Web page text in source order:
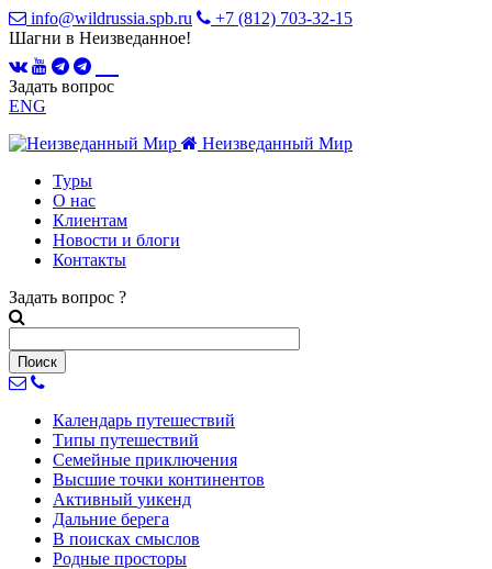
info@wildrussia.spb.ru
+7 (812) 703-32-15
Шагни в Неизведанное!
Задать вопрос
ENG
Неизведанный Мир
Туры
О нас
Клиентам
Новости и блоги
Контакты
Задать вопрос ?
Календарь путешествий
Типы путешествий
Семейные приключения
Высшие точки континентов
Активный уикенд
Дальние берега
В поисках смыслов
Родные просторы